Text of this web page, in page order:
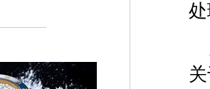
南宁市青秀区金湖路59号地王大厦12楼1224室（
泉州市丰泽区宝洲路729号浦西万达中心写字楼A
青岛市南区山东路6号华润大厦B座22层04室（需